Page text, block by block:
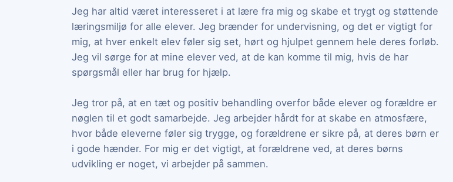
Jeg har altid været interesseret i at lære fra mig og skabe et trygt og støttende
læringsmiljø for alle elever. Jeg brænder for undervisning, og det er vigtigt for
mig, at hver enkelt elev føler sig set, hørt og hjulpet gennem hele deres forløb.
Jeg vil sørge for at mine elever ved, at de kan komme til mig, hvis de har
spørgsmål eller har brug for hjælp.
Jeg tror på, at en tæt og positiv behandling overfor både elever og forældre er
nøglen til et godt samarbejde. Jeg arbejder hårdt for at skabe en atmosfære,
hvor både eleverne føler sig trygge, og forældrene er sikre på, at deres børn er
i gode hænder. For mig er det vigtigt, at forældrene ved, at deres børns
udvikling er noget, vi arbejder på sammen.